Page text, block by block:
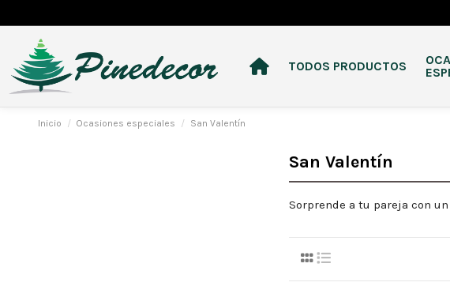
TODOS PRODUCTOS
Inicio Ocasiones especiales San Valentín
San Valentín
Sorprende a tu pareja con